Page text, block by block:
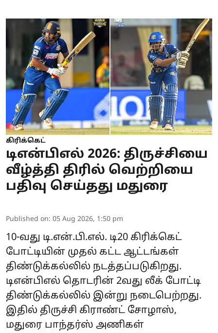
கிரிக்கெட்
டிஎன்பிஎல் 2026: திருச்சியை
வீழ்த்தி திரில் வெற்றியை
பதிவு செய்தது மதுரை
Published on: 05 Aug 2026, 1:50 pm
10-வது டி.என்.பி.எல். டி20 கிரிக்கெட்
போட்டியின் முதல் கட்ட ஆட்டங்கள்
திண்டுக்கல்லில் நடத்தப்படுகிறது.
டிஎன்பிஎல் தொடரின் 2வது லீக் போட்டி
திண்டுக்கல்லில் இன்று நடைபெற்றது.
இதில் திருச்சி கிராண்ட் சோழாஸ்,
மதுரை பாந்தர்ஸ் அணிகள்